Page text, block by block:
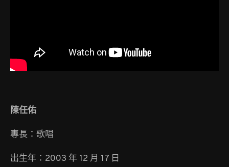
陳任佑
專長：歌唱
出生年：2003 年 12 月 17 日